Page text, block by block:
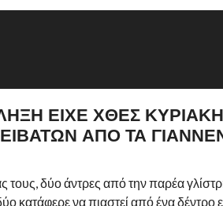
ΕΊΧΕ ΧΘΕΣ
ΑΠΌ ΤΑ
τους, δύο άντρες από την παρέα
κατάφερε να πιαστεί από ένα